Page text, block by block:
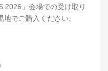
2026」会場での受け取り
でご購入ください。